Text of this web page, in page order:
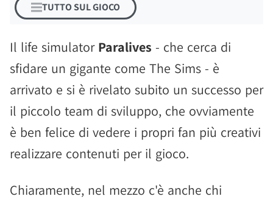
TUTTO SUL GIOCO
Il life simulator Paralives - che cerca di
sfidare un gigante come The Sims - è
arrivato e si è rivelato subito un successo per
il piccolo team di sviluppo, che ovviamente
è ben felice di vedere i propri fan più creativi
realizzare contenuti per il gioco.
Chiaramente, nel mezzo c'è anche chi